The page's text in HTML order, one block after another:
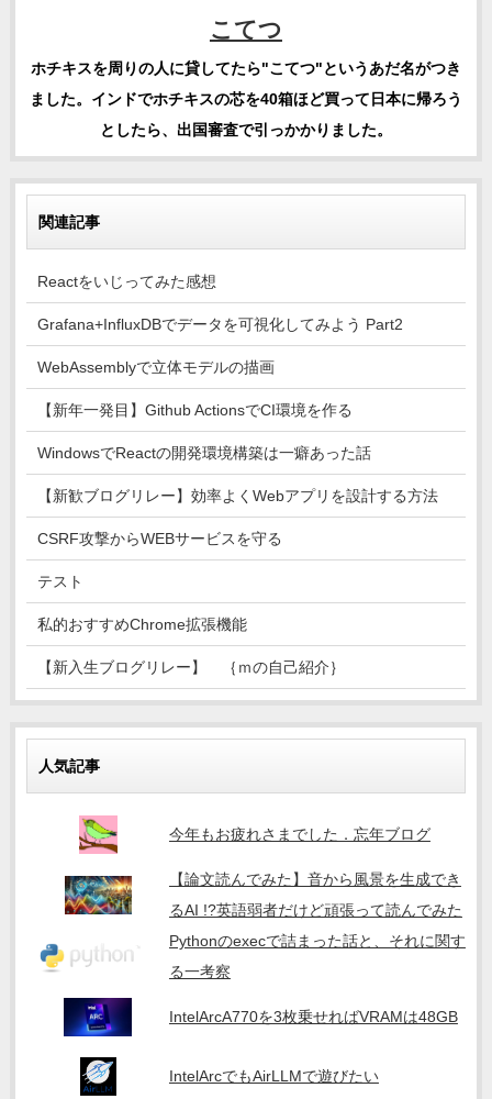
こてつ
ホチキスを周りの人に貸してたら"こてつ"というあだ名がつき
ました。インドでホチキスの芯を40箱ほど買って日本に帰ろう
としたら、出国審査で引っかかりました。
関連記事
Reactをいじってみた感想
Grafana+InfluxDBでデータを可視化してみよう Part2
WebAssemblyで立体モデルの描画
【新年一発目】Github ActionsでCI環境を作る
WindowsでReactの開発環境構築は一癖あった話
【新歓ブログリレー】効率よくWebアプリを設計する方法
CSRF攻撃からWEBサービスを守る
テスト
私的おすすめChrome拡張機能
【新入生ブログリレー】 ｛ｍの自己紹介｝
人気記事
今年もお疲れさまでした．忘年ブログ
【論文読んでみた】音から風景を生成でき
るAI !?英語弱者だけど頑張って読んでみた
Pythonのexecで詰まった話と、それに関す
る一考察
IntelArcA770を3枚乗せればVRAMは48GB
IntelArcでもAirLLMで遊びたい